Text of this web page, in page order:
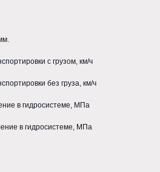
с грузом, км/ч
без груза, км/ч
в гидросистеме, МПа
в гидросистеме, МПа
и доставка